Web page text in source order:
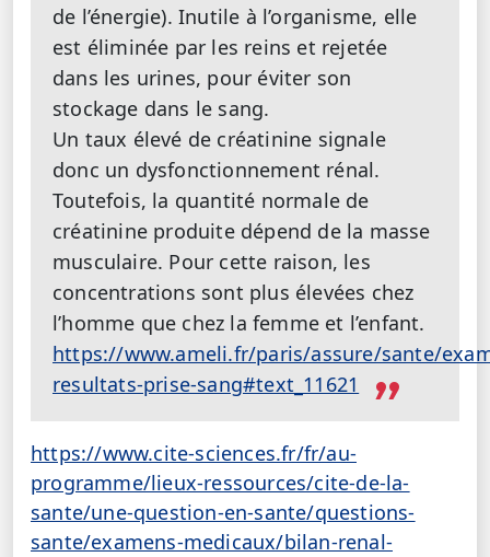
de l’énergie). Inutile à l’organisme, elle
est éliminée par les reins et rejetée
dans les urines, pour éviter son
stockage dans le sang.
Un taux élevé de créatinine signale
donc un dysfonctionnement rénal.
Toutefois, la quantité normale de
créatinine produite dépend de la masse
musculaire. Pour cette raison, les
concentrations sont plus élevées chez
l’homme que chez la femme et l’enfant.
https://www.ameli.fr/paris/assure/sante/
resultats-prise-sang#text_11621
https://www.cite-sciences.fr/fr/au-
programme/lieux-ressources/cite-de-la-
sante/une-question-en-sante/questions-
sante/examens-medicaux/bilan-renal-